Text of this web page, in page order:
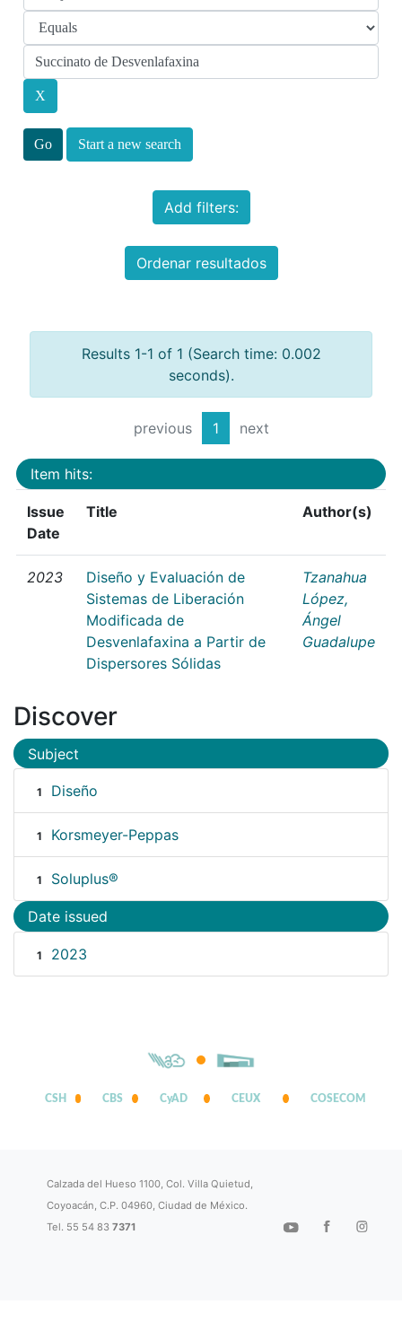
Start a new search
Add filters:
Ordenar resultados
Results 1-1 of 1 (Search time: 0.002
seconds).
previous 1 next
Item hits:
Issue
Date
Title Author(s)
2023
Diseño y Evaluación de
Sistemas de Liberación
Modificada de
Desvenlafaxina a Partir de
Dispersores Sólidas
Tzanahua
López,
Ángel
Guadalupe
Discover
Subject
1 Diseño
1 Korsmeyer-Peppas
1 Soluplus®
Date issued
1 2023
CSH CBS CyAD CEUX COSECOM
Calzada del Hueso 1100, Col. Villa Quietud,
Coyoacán, C.P. 04960, Ciudad de México.
Tel. 55 54 837371